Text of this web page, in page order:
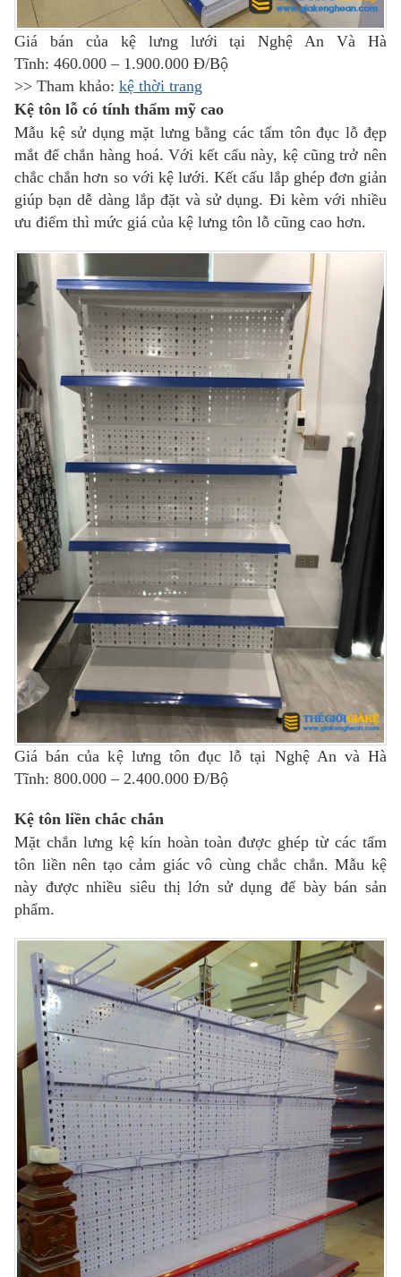
Giá bán của kệ lưng lưới tại Nghệ An Và Hà
Tĩnh: 460.000 – 1.900.000 Đ/Bộ
>> Tham khảo: kệ thời trang
Kệ tôn lỗ có tính thẩm mỹ cao
Mẫu kệ sử dụng mặt lưng bằng các tấm tôn đục lỗ đẹp
mắt để chắn hàng hoá. Với kết cấu này, kệ cũng trở nên
chắc chắn hơn so với kệ lưới. Kết cấu lắp ghép đơn giản
giúp bạn dễ dàng lắp đặt và sử dụng. Đi kèm với nhiều
ưu điểm thì mức giá của kệ lưng tôn lỗ cũng cao hơn.
Giá bán của kệ lưng tôn đục lỗ tại Nghệ An và Hà
Tĩnh: 800.000 – 2.400.000 Đ/Bộ
Kệ tôn liền chắc chắn
Mặt chắn lưng kệ kín hoàn toàn được ghép từ các tấm
tôn liền nên tạo cảm giác vô cùng chắc chắn. Mẫu kệ
này được nhiều siêu thị lớn sử dụng để bày bán sản
phẩm.